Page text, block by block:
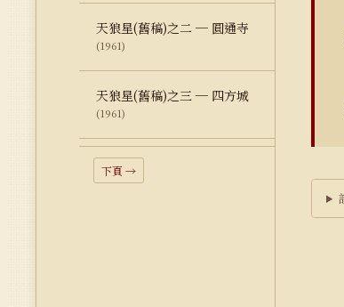
天狼星(舊稿)之二 ─ 圓通寺
(1961)
天狼星(舊稿)之三 ─ 四方城
(1961)
下頁 →